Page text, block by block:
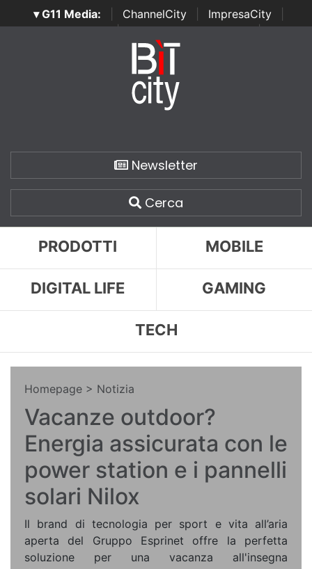
▾ G11 Media: ChannelCity ImpresaCity
SecurityOpenLab | Italian Channel Awards | Italian
Italian Security Awards
Newsletter
Cerca
PRODOTTI MOBILE
DIGITAL LIFE GAMING
TECH
Homepage > Notizia
Vacanze outdoor?
Energia assicurata con le
power station e i pannelli
solari Nilox
Il brand di tecnologia per sport e vita all’aria
aperta del Gruppo Esprinet offre la perfetta
soluzione per una vacanza all'insegna